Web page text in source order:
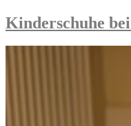
&
Anmeldung“
Kinderschuhe